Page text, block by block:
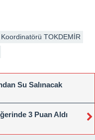
TOKDEMİR
Su Salınacak
3 Puan Aldı